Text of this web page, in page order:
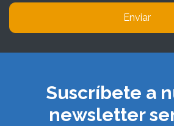
Enviar
Suscríbete a
newsletter